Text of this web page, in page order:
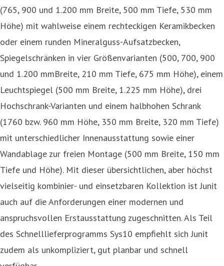
(765, 900 und 1.200 mm Breite, 500 mm Tiefe, 530 mm
Höhe) mit wahlweise einem rechteckigen Keramikbecken
oder einem runden Mineralguss-Aufsatzbecken,
Spiegelschränken in vier Größenvarianten (500, 700, 900
und 1.200 mmBreite, 210 mm Tiefe, 675 mm Höhe), einem
Leuchtspiegel (500 mm Breite, 1.225 mm Höhe), drei
Hochschrank-Varianten und einem halbhohen Schrank
(1760 bzw. 960 mm Höhe, 350 mm Breite, 320 mm Tiefe)
mit unterschiedlicher Innenausstattung sowie einer
Wandablage zur freien Montage (500 mm Breite, 150 mm
Tiefe und Höhe). Mit dieser übersichtlichen, aber höchst
vielseitig kombinier- und einsetzbaren Kollektion ist Junit
auch auf die Anforderungen einer modernen und
anspruchsvollen Erstausstattung zugeschnitten. Als Teil
des Schnelllieferprogramms Sys10 empfiehlt sich Junit
zudem als unkompliziert, gut planbar und schnell